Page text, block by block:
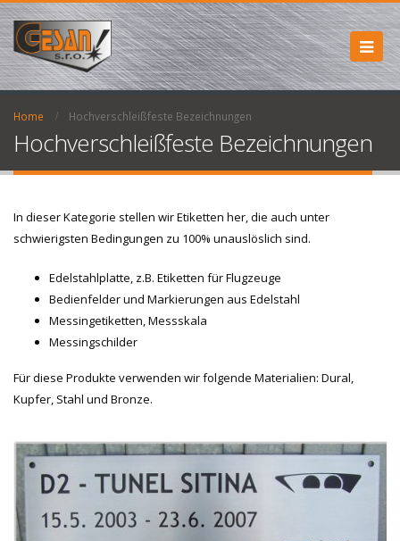
Home Hochverschleißfeste Bezeichnungen
Hochverschleißfeste Bezeichnungen
In dieser Kategorie stellen wir Etiketten her, die auch unter
schwierigsten Bedingungen zu 100% unauslöslich sind.
Edelstahlplatte, z.B. Etiketten für Flugzeuge
Bedienfelder und Markierungen aus Edelstahl
Messingetiketten, Messskala
Messingschilder
Für diese Produkte verwenden wir folgende Materialien: Dural,
Kupfer, Stahl und Bronze.